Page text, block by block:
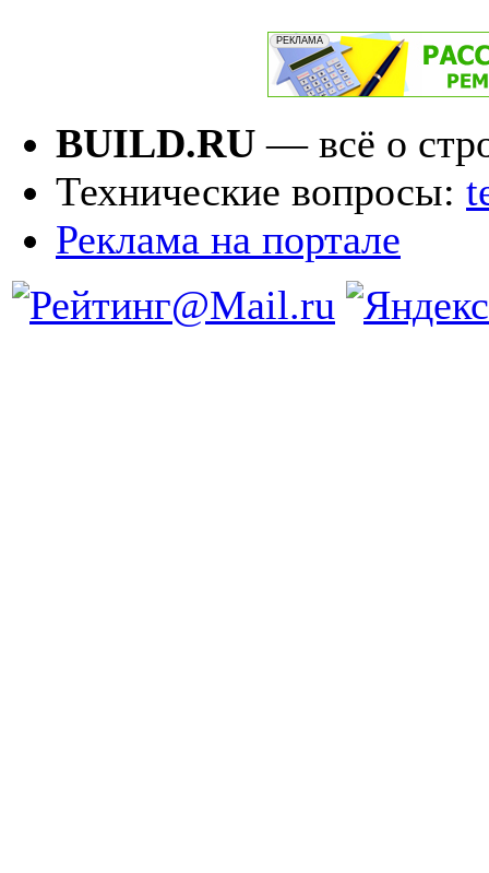
BUILD.RU — всё о
Технические вопросы:
Реклама на портале